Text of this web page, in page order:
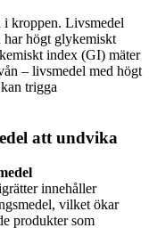
i kroppen. Livsmedel
har högt glykemiskt
index (GI) mäter
– livsmedel med högt
trigga
att undvika
innehåller
vilket ökar
produkter som